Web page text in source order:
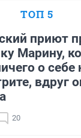
ТОП 5
приют
Марину,
о
вдруг
20